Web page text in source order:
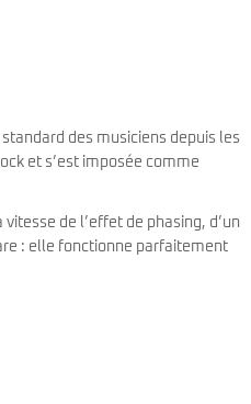
des musiciens depuis les
et s’est imposée comme
de l’effet de phasing, d’un
: elle fonctionne parfaitement